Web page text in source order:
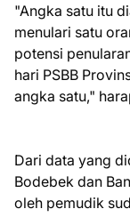
"Angka satu itu
menulari satu
potensi
hari PSBB
angka satu,"
Dari data yang
Bodebek dan
oleh pemudik